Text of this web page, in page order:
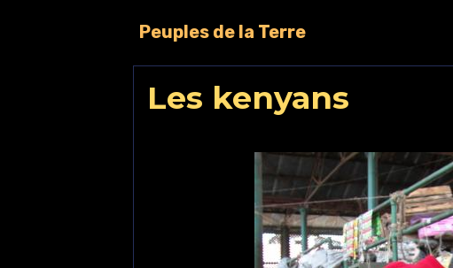
Peuples de la Terre
Les kenyans